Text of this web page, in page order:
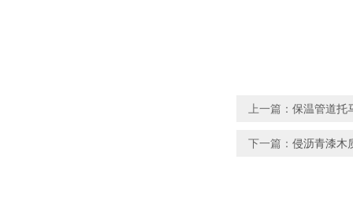
上一篇： 保温管道托
下一篇： 侵沥青漆木